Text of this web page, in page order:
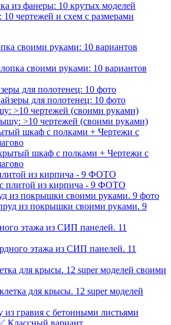
из фанеры: 10 крутых моделей
чертежей и схем с размерами
своими руками: 10 вариантов
для полотенец: 10 фото
>10 чертежей (своими руками)
шкаф с полками + Чертежи с
из кирпича - 9 ФОТО
из покрышки своими руками. 9 фото
этажа из СИП панелей. 11
для крысы. 12 super моделей своими
из гравия с бетонными листьями